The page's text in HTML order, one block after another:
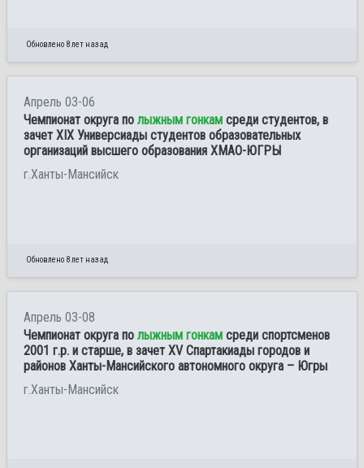
Обновлено 8 лет назад
Апрель 03-06
Чемпионат округа по лыжным гонкам среди студентов, в
зачет XIX Универсиады студентов образовательных
организаций высшего образования ХМАО-ЮГРЫ
г.Ханты-Мансийск
Обновлено 8 лет назад
Апрель 03-08
Чемпионат округа по лыжным гонкам среди спортсменов
2001 г.р. и старше, в зачет XV Спартакиады городов и
районов Ханты-Мансийского автономного округа – Югры
г.Ханты-Мансийск